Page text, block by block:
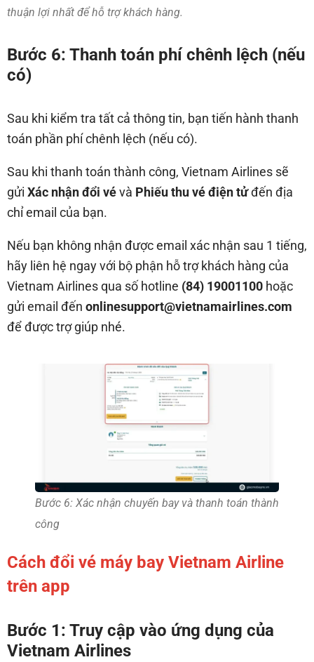
thuận lợi nhất để hỗ trợ khách hàng.
Bước 6: Thanh toán phí chênh lệch (nếu
có)
Sau khi kiểm tra tất cả thông tin, bạn tiến hành thanh
toán phần phí chênh lệch (nếu có).
Sau khi thanh toán thành công, Vietnam Airlines sẽ
gửi Xác nhận đổi vévà Phiếu thu vé điện tửđến địa
chỉ email của bạn.
Nếu bạn không nhận được email xác nhận sau 1 tiếng,
hãy liên hệ ngay với bộ phận hỗ trợ khách hàng của
Vietnam Airlines qua số hotline (84) 19001100 hoặc
gửi email đến onlinesupport@vietnamairlines.com
để được trợ giúp nhé.
Bước 6: Xác nhận chuyến bay và thanh toán thành
công
Cách đổi vé máy bay Vietnam Airline
trên app
Bước 1: Truy cập vào ứng dụng của
Vietnam Airlines